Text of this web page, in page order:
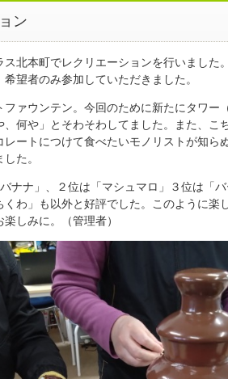
ン
ス北本町でレクリエーションを行いました
望者のみ参加していただきました。
ファウンテン。今回のために新たにタワー
、何や」とそわそわしてました。また、こ
レートにつけて食べたいモノリストが知ら
た。
ナナ」、２位は「マシュマロ」３位は「
くわ」も以外と好評でした。このように楽
しみに。（管理者）